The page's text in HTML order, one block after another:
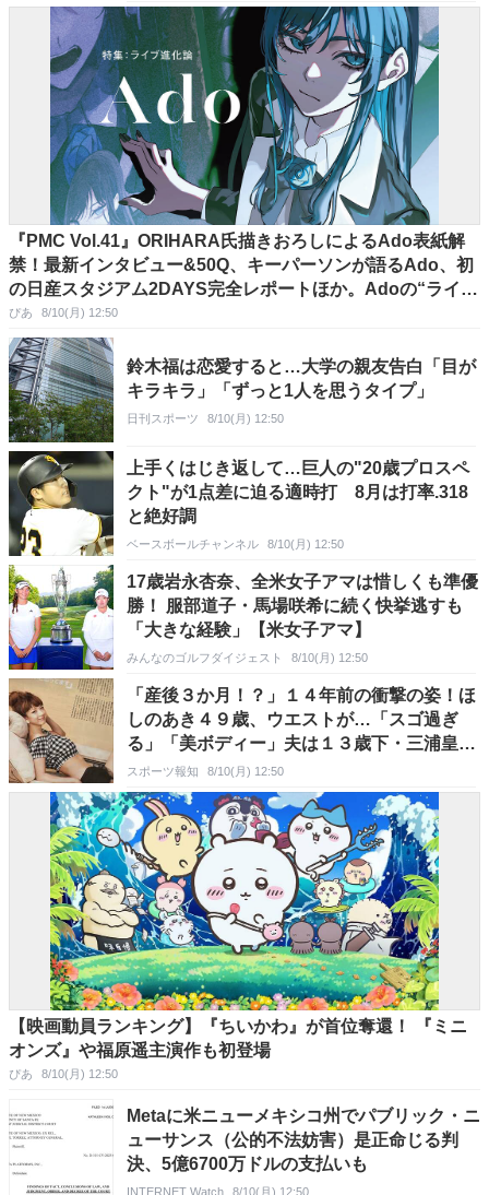
『PMC Vol.41』ORIHARA氏描きおろしによるAdo表紙解
禁！最新インタビュー&50Q、キーパーソンが語るAdo、初
の日産スタジアム2DAYS完全レポートほか。Adoの“ライブ
進化論”を大特集！
ぴあ 8/10(月) 12:50
鈴木福は恋愛すると…大学の親友告白「目が
キラキラ」「ずっと1人を思うタイプ」
日刊スポーツ 8/10(月) 12:50
上手くはじき返して…巨人の"20歳プロスペ
クト"が1点差に迫る適時打 8月は打率.318
と絶好調
ベースボールチャンネル 8/10(月) 12:50
17歳岩永杏奈、全米女子アマは惜しくも準優
勝！ 服部道子・馬場咲希に続く快挙逃すも
「大きな経験」【米女子アマ】
みんなのゴルフダイジェスト 8/10(月) 12:50
「産後３か月！？」１４年前の衝撃の姿！ほ
しのあき４９歳、ウエストが…「スゴ過ぎ
る」「美ボディー」夫は１３歳下・三浦皇成
騎手
スポーツ報知 8/10(月) 12:50
【映画動員ランキング】『ちいかわ』が首位奪還！ 『ミニ
オンズ』や福原遥主演作も初登場
ぴあ 8/10(月) 12:50
Metaに米ニューメキシコ州でパブリック・ニ
ューサンス（公的不法妨害）是正命じる判
決、5億6700万ドルの支払いも
INTERNET Watch 8/10(月) 12:50